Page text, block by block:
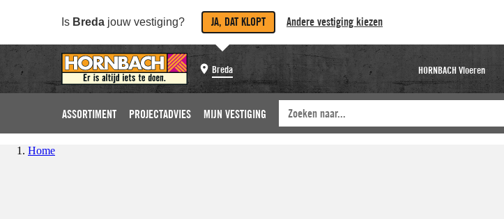
Is Breda jouw vestiging? JA, DAT KLOPT Andere vestiging kiezen
Breda HORNBACH Vloeren
ASSORTIMENT PROJECTADVIES MIJN VESTIGING
Home